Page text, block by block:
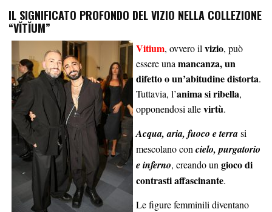
IL SIGNIFICATO PROFONDO DEL VIZIO NELLA COLLEZIONE
“VĬTĬUM”
Vitium, ovvero il vizio, può
essere una mancanza, un
difetto o un’abitudine distorta.
Tuttavia, l’anima si ribella,
opponendosi allevirtù.
Acqua, aria, fuoco e terrasi
mescolano con cielo, purgatorio
e inferno, creando un gioco di
contrasti affascinante.
Le figure femminili diventano